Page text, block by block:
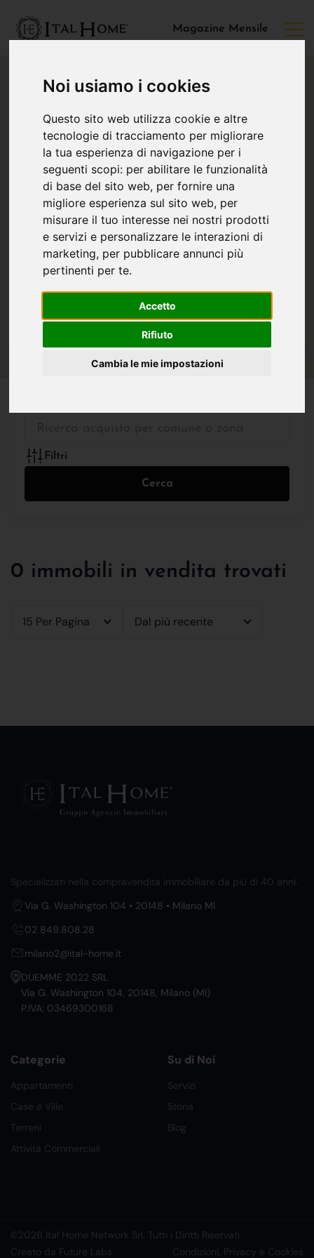
Noi usiamo i cookies
Questo sito web utilizza cookie e altre
tecnologie di tracciamento per migliorare
la tua esperienza di navigazione per i
seguenti scopi: per abilitare le funzionalità
di base del sito web, per fornire una
migliore esperienza sul sito web, per
misurare il tuo interesse nei nostri prodotti
e servizi e personalizzare le interazioni di
marketing, per pubblicare annunci più
pertinenti per te.
Accetto
Rifiuto
Cambia le mie impostazioni
Magazine Mensile
Filtri
Cerca
0 immobili in vendita trovati
15 Per Pagina Dal più recente
Specializzati nella compravendita immobiliare da più di 40 anni.
Via G. Washington 104 • 20148 • Milano MI
02 849.808.28
milano2@ital-home.it
DUEMME 2022 SRL
Via G. Washington 104, 20148, Milano (MI)
P.IVA: 03469300168
Categorie
Appartamenti
Case e Ville
Terreni
Attività Commerciali
Su di Noi
Servizi
Storia
Blog
©2026 Ital Home Network Srl. Tutti i Diritti Riservati.
Creato da Future Labs
Condizioni, Privacy e Cookies